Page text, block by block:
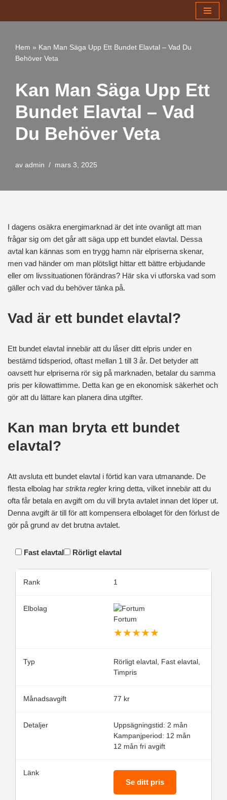
innehåll
Hem » Kan Man Säga Upp Ett Bundet Elavtal – Vad Du
Behöver Veta
Kan Man Säga Upp Ett
Bundet Elavtal – Vad
Du Behöver Veta
av admin mars 3, 2025
I dagens osäkra energimarknad är det inte ovanligt att man
frågar sig om det går att säga upp ett bundet elavtal. Dessa
avtal kan kännas som en trygg hamn när elpriserna skenar,
men vad händer om man plötsligt hittar ett bättre erbjudande
eller om livssituationen förändras? Här ska vi utforska vad som
gäller och vad du behöver tänka på.
Vad är ett bundet elavtal?
Ett bundet elavtal innebär att du låser ditt elpris under en
bestämd tidsperiod, oftast mellan 1 till 3 år. Det betyder att
oavsett hur elpriserna rör sig på marknaden, betalar du samma
pris per kilowattimme. Detta kan ge en ekonomisk säkerhet och
gör att du lättare kan planera dina utgifter.
Kan man bryta ett bundet
elavtal?
Att avsluta ett bundet elavtal i förtid kan vara utmanande. De
flesta elbolag har strikta reglerkring detta, vilket innebär att du
ofta får betala en avgift om du vill bryta avtalet innan det löper ut.
Denna avgift är till för att kompensera elbolaget för den förlust de
gör på grund av det brutna avtalet.
Fast elavtal Rörligt elavtal
1
Fortum
★★★★★
Rörligt elavtal, Fast elavtal,
Timpris
77 kr
Uppsägningstid: 2 mån
Kampanjperiod: 12 mån
12 mån fri avgift
Se ditt pris